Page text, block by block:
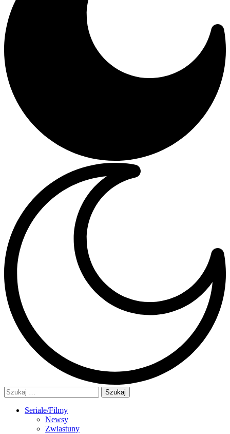
Szukaj:
Seriale/Filmy
Newsy
Zwiastuny